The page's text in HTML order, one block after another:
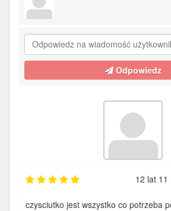
Odpowiedz
12 lat 11
czysciutko jest wszystko co potrzeba